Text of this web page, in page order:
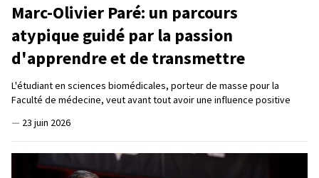
Marc-Olivier Paré: un parcours
atypique guidé par la passion
d'apprendre et de transmettre
L'étudiant en sciences biomédicales, porteur de masse pour la
Faculté de médecine, veut avant tout avoir une influence positive
— 23 juin 2026